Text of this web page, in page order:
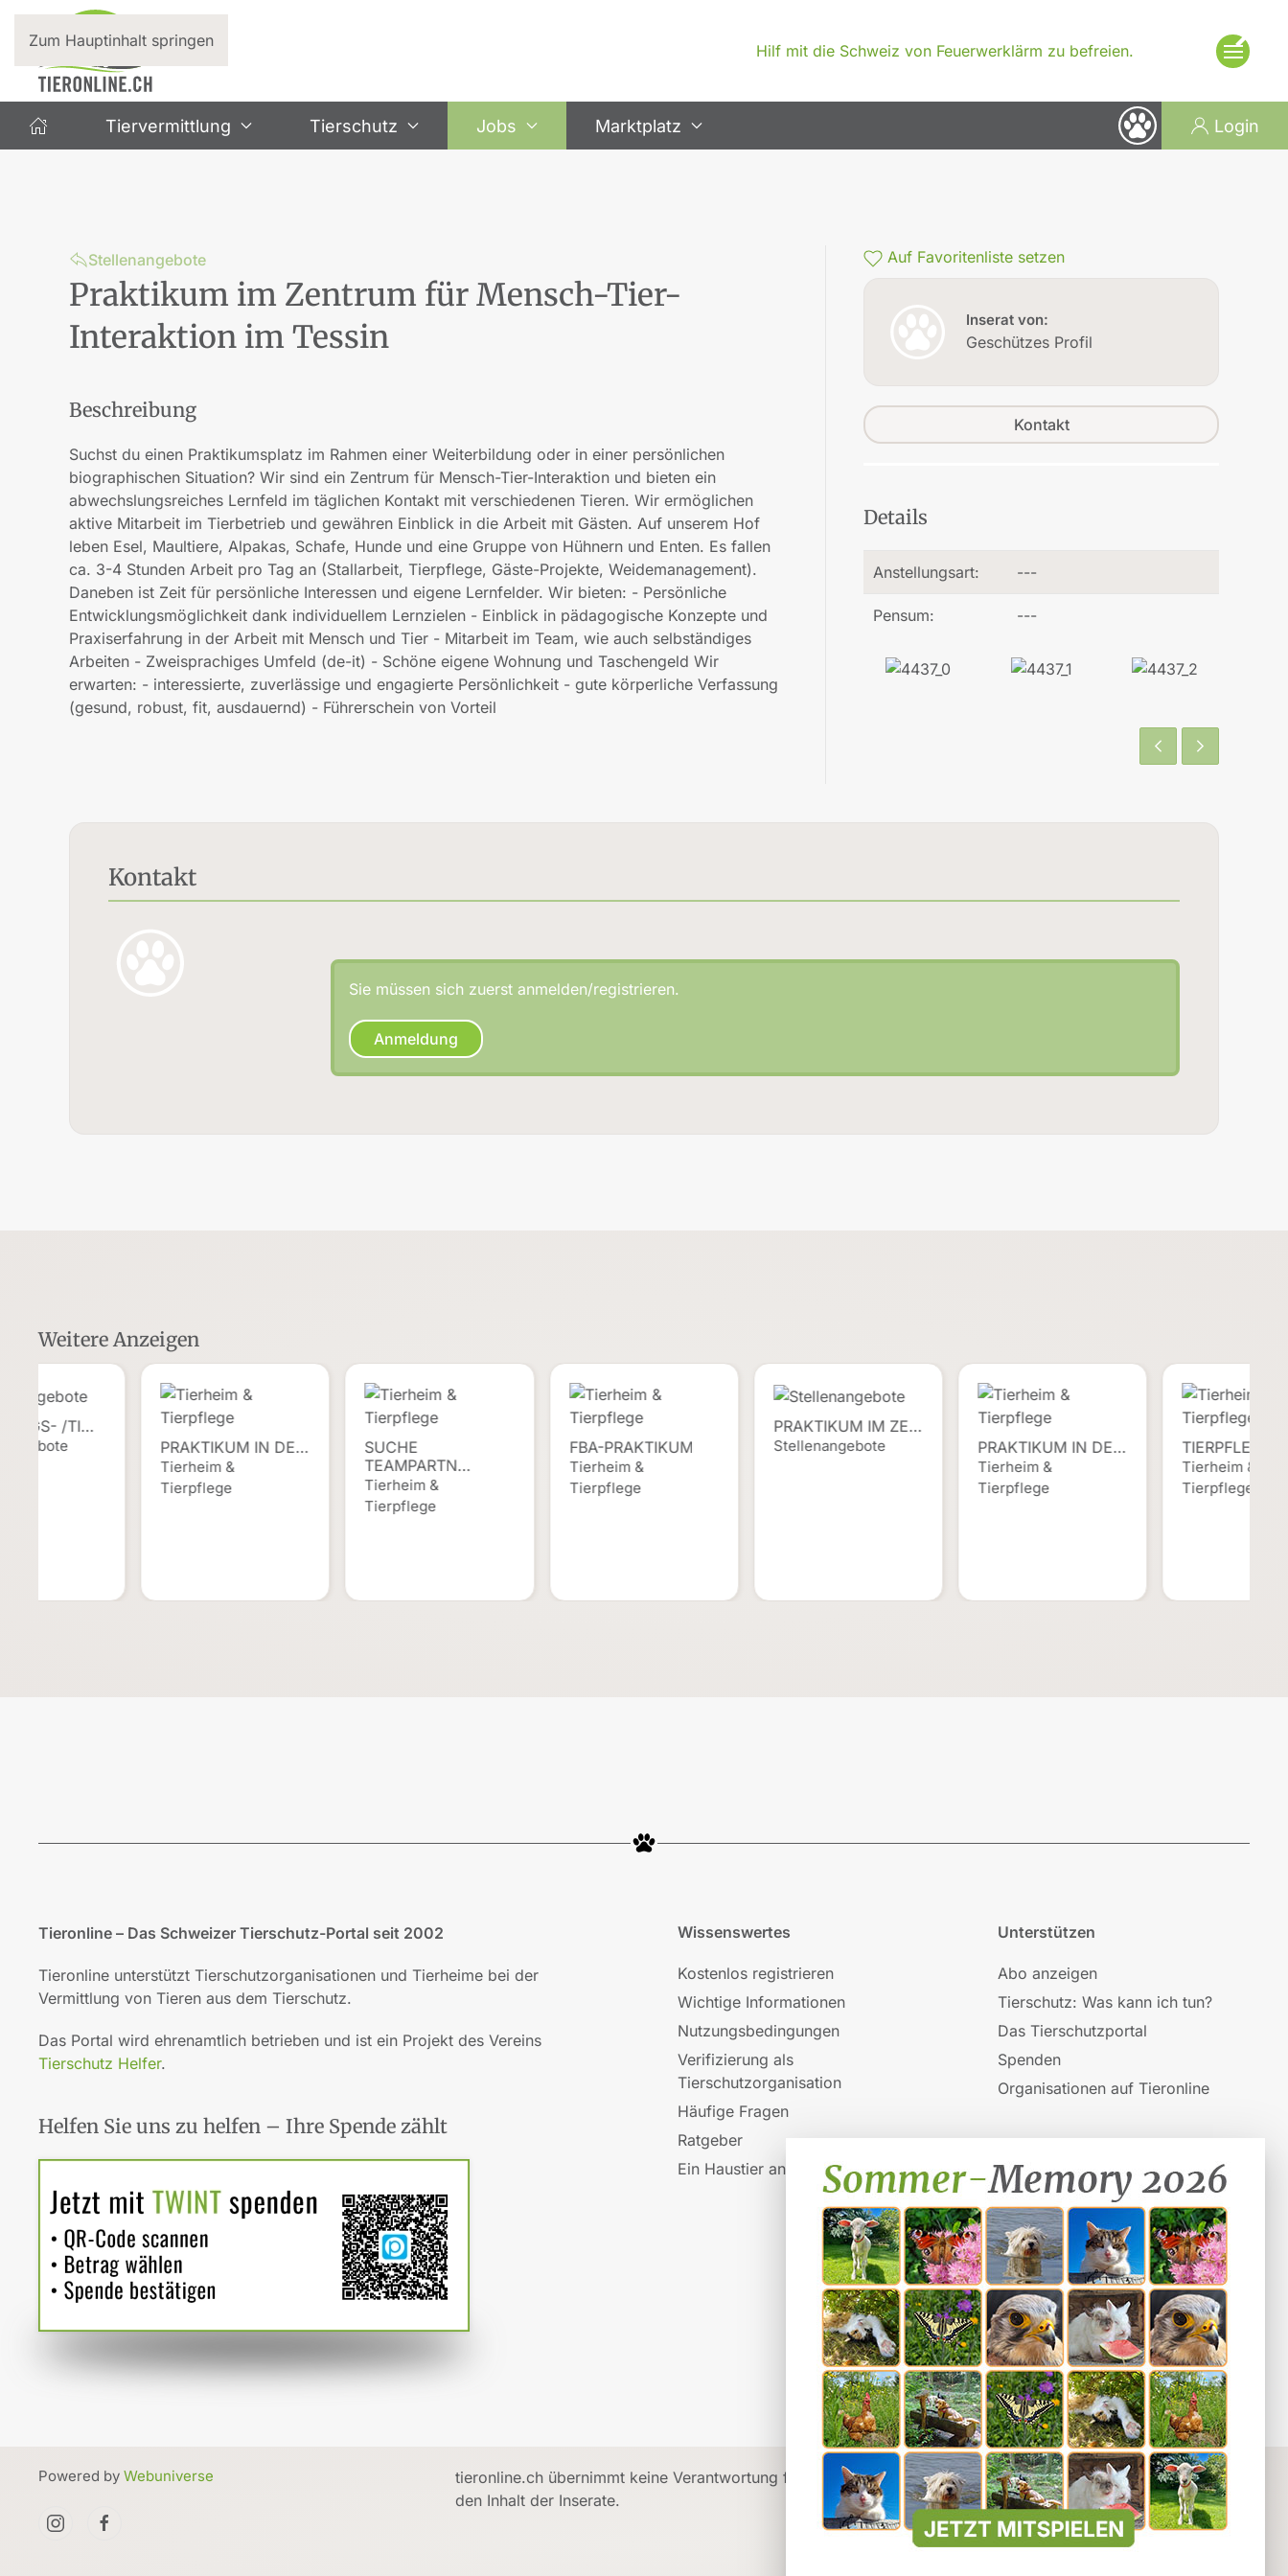
Zum Hauptinhalt springen
Hilf mit die Schweiz von Feuerwerklärm zu befreien.
Tiervermittlung Tierschutz Jobs Marktplatz Login
Stellenangebote
Praktikum im Zentrum für Mensch-Tier-
Interaktion im Tessin
Beschreibung
Suchst du einen Praktikumsplatz im Rahmen einer Weiterbildung oder in einer persönlichen
biographischen Situation? Wir sind ein Zentrum für Mensch-Tier-Interaktion und bieten ein
abwechslungsreiches Lernfeld im täglichen Kontakt mit verschiedenen Tieren. Wir ermöglichen
aktive Mitarbeit im Tierbetrieb und gewähren Einblick in die Arbeit mit Gästen. Auf unserem Hof
leben Esel, Maultiere, Alpakas, Schafe, Hunde und eine Gruppe von Hühnern und Enten. Es fallen
ca. 3-4 Stunden Arbeit pro Tag an (Stallarbeit, Tierpflege, Gäste-Projekte, Weidemanagement).
Daneben ist Zeit für persönliche Interessen und eigene Lernfelder. Wir bieten: - Persönliche
Entwicklungsmöglichkeit dank individuellem Lernzielen - Einblick in pädagogische Konzepte und
Praxiserfahrung in der Arbeit mit Mensch und Tier - Mitarbeit im Team, wie auch selbständiges
Arbeiten - Zweisprachiges Umfeld (de-it) - Schöne eigene Wohnung und Taschengeld Wir
erwarten: - interessierte, zuverlässige und engagierte Persönlichkeit - gute körperliche Verfassung
(gesund, robust, fit, ausdauernd) - Führerschein von Vorteil
Auf Favoritenliste setzen
Inserat von:
Geschützes Profil
Kontakt
Details
Anstellungsart: ---
Pensum: ---
Kontakt
Sie müssen sich zuerst anmelden/registrieren.
Anmeldung
Weitere Anzeigen
PRAKTIKUM IN DE…
Tierheim &
Tierpflege
SUCHE
TEAMPARTN…
Tierheim &
Tierpflege
FBA-PRAKTIKUM
Tierheim &
Tierpflege
PRAKTIKUM IM ZE…
Stellenangebote PRAKTIKUM IN DE…
Tierheim &
Tierpflege
Tierheim &
Tierpflege
/TI…
Tieronline – Das Schweizer Tierschutz-Portal seit 2002
Tieronline unterstützt Tierschutzorganisationen und Tierheime bei der
Vermittlung von Tieren aus dem Tierschutz.
Das Portal wird ehrenamtlich betrieben und ist ein Projekt des Vereins
Tierschutz Helfer.
Helfen Sie uns zu helfen – Ihre Spende zählt
Wissenswertes
Kostenlos registrieren
Wichtige Informationen
Nutzungsbedingungen
Verifizierung als
Tierschutzorganisation
Häufige Fragen
Ratgeber
Ein Haustier anschaffen
Unterstützen
Abo anzeigen
Tierschutz: Was kann ich tun?
Das Tierschutzportal
Spenden
Organisationen auf Tieronline
Powered by Webuniverse
tieronline.ch übernimmt keine Verantwortung für
den Inhalt der Inserate.
Impressum Datenschutz
×